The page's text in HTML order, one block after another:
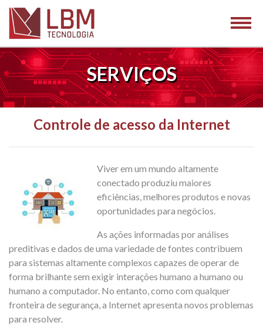
SERVIÇOS
Controle de acesso da Internet
Viver em um mundo altamente
conectado produziu maiores
eficiências, melhores produtos e novas
oportunidades para negócios.
As ações informadas por análises
preditivas e dados de uma variedade de fontes contribuem
para sistemas altamente complexos capazes de operar de
forma brilhante sem exigir interações humano a humano ou
humano a computador. No entanto, como com qualquer
fronteira de segurança, a Internet apresenta novos problemas
para resolver.